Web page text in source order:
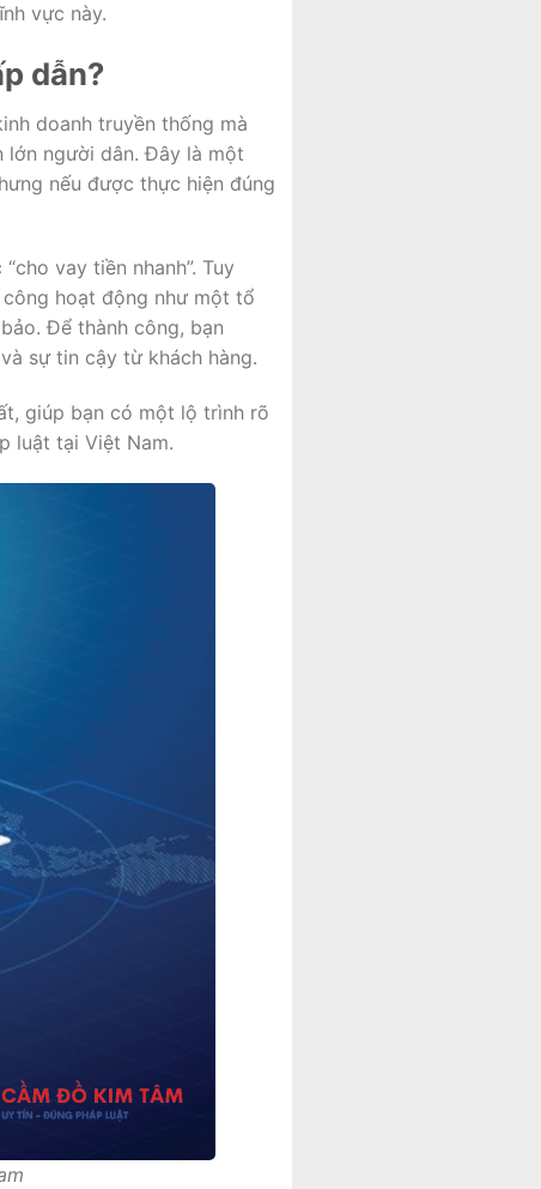
vực này.
dẫn?
doanh truyền thống mà
lớn người dân. Đây là một
nếu được thực hiện đúng
vay tiền nhanh”. Tuy
hoạt động như một tổ
Để thành công, bạn
sự tin cậy từ khách hàng.
giúp bạn có một lộ trình rõ
luật tại Việt Nam.